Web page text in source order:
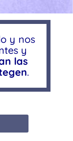
y nos
y
las
.